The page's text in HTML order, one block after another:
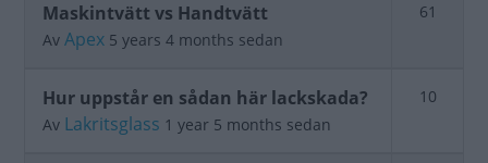
Stängt
ämne
Maskintvätt vs Handtvätt
Av Apex 5 years 4 months sedan
61
Stängt
ämne
Hur uppstår en sådan här lackskada?
Av Lakritsglass 1 year 5 months sedan
10